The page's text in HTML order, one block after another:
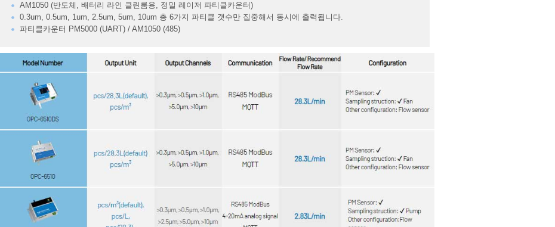
AM1050 (반도체, 배터리 라인 클린룸용, 정밀 레이저 파티클카운터)
0.3um, 0.5um, 1um, 2.5um, 5um, 10um 총 6가지 파티클 갯수만 집중해서 동시에 출력됩니다.
파티클카운터 PM5000 (UART) / AM1050 (485)